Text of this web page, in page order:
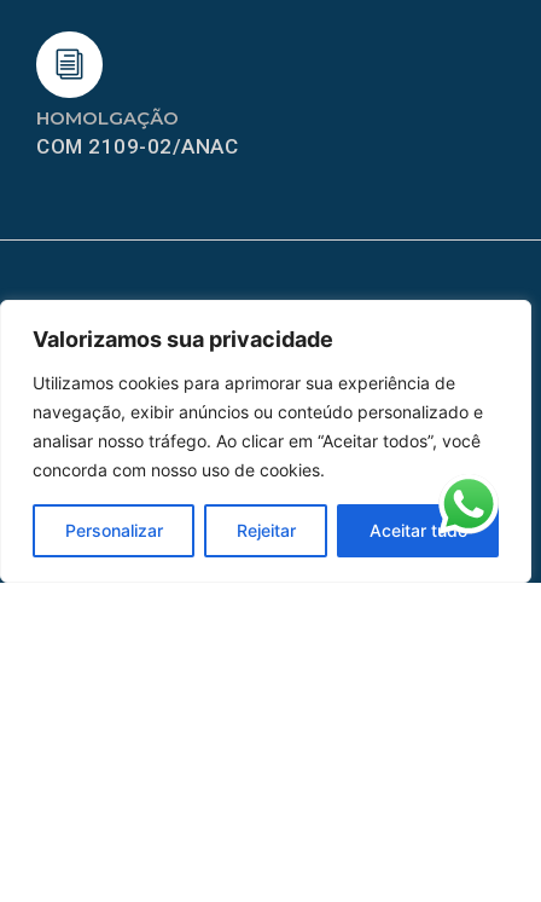
Valorizamos sua privacidade
Utilizamos cookies para aprimorar sua experiência de
navegação, exibir anúncios ou conteúdo personalizado e
analisar nosso tráfego. Ao clicar em “Aceitar todos”, você
concorda com nosso uso de cookies.
Personalizar Rejeitar Aceitar tudo
HOMOLGAÇÃO
COM 2109-02/ANAC
Home
Peças
Catálogo de Aplicações
Oficina de Mangueiras